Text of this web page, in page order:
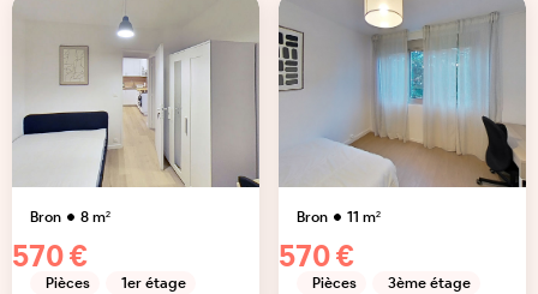
Bron 8m²
570 €
Pièces 1er étage
Bron 11 m²
570 €
Pièces 3ème étage